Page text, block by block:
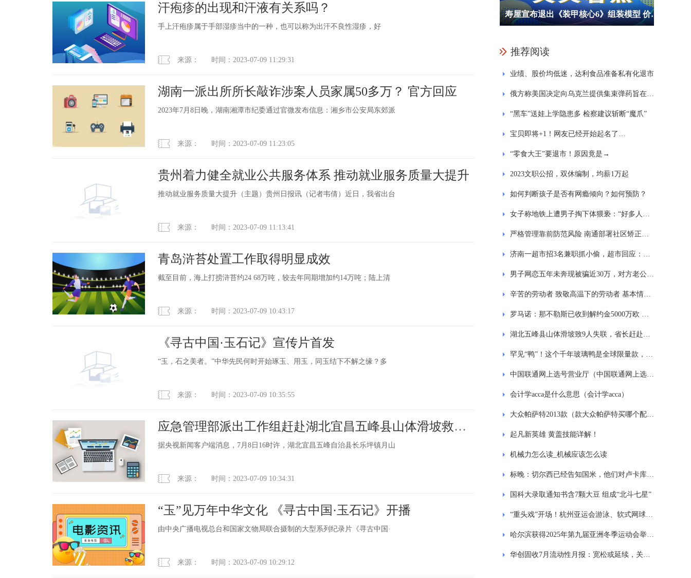
汗疱疹的出现和汗液有关系吗？
手上汗疱疹属于手部湿疹当中的一种，也可以称为出汗不良性湿疹，好
来源： 时间：2023-07-09 11:29:31
湖南一派出所所长敲诈涉案人员家属50多万？ 官方回应
2023年7月8日晚，湖南湘潭市纪委通过官微发布信息：湘乡市公安局东郊派
来源： 时间：2023-07-09 11:23:05
贵州着力健全就业公共服务体系 推动就业服务质量大提升
推动就业服务质量大提升（主题）贵州日报讯（记者韦倩）近日，我省出台
来源： 时间：2023-07-09 11:13:41
青岛浒苔处置工作取得明显成效
截至目前，海上打捞浒苔约24 68万吨，较去年同期增加约14万吨；陆上清
来源： 时间：2023-07-09 10:43:17
《寻古中国·玉石记》宣传片首发
“玉，石之美者。”中华先民何时开始琢玉、用玉，同玉结下不解之缘？多
来源： 时间：2023-07-09 10:35:55
应急管理部派出工作组赶赴湖北宜昌五峰县山体滑坡救援
现场
据央视新闻客户端消息，7月8日16时许，湖北宜昌五峰自治县长乐坪镇月山
来源： 时间：2023-07-09 10:34:31
“玉”见万年中华文化 《寻古中国·玉石记》开播
由中央广播电视总台和国家文物局联合摄制的大型系列纪录片《寻古中国·
来源： 时间：2023-07-09 10:29:12
寿屋宣布退出《装甲核心6》组装模型 价格等信息暂未公布
推荐阅读
业绩、股价均低迷，达利食品准备私有化退市
俄方称美国决定向乌克兰提供集束弹药旨在延长冲突 乌方对外公布集束弹药使用原则
“黑车”送娃上学隐患多 检察建议斩断“魔爪”
宝贝即将+1！网友已经开始起名了…
“零食大王”要退市！原因竟是→
2023文职公招，双休编制，均薪1万起
如何判断孩子是否有网瘾倾向？如何预防？
女子称地铁上遭男子掏下体猥亵：“好多人都看见了”
严格管理靠前防范风险 南通部署社区矫正和安置帮教工作
济南一超市招3名兼职抓小偷，超市回应：已招满，发现小偷报告情况即可
男子网恋五年未奔现被骗近30万，对方老公：搞不明白怎么会给她这么多钱
辛苦的劳动者 致敬高温下的劳动者 基本情况讲解
罗马诺：那不勒斯已收到解约金5000万欧 拜仁即将官宣签下金玟哉
湖北五峰县山体滑坡致9人失联，省长赶赴现场指导组织救援
罕见“鸭”！这个千年玻璃鸭是全球限量款，用途仍是个谜
中国联通网上选号营业厅（中国联通网上选号）
会计学acca是什么意思（会计学acca）
大众帕萨特2013款（款大众帕萨特买哪个配置）
起凡新英雄 黄盖技能详解！
机械力怎么读_机械应该怎么读
标晚：切尔西已经告知国米，他们对卢卡库的要价为3800万英镑
国科大录取通知书含7颗大豆 组成“北斗七星”
“重头戏”开场！杭州亚运会游泳、软式网球、攀岩项目开启预售
哈尔滨获得2025年第九届亚洲冬季运动会举办权
华创固收7月流动性月报：宽松或延续，关注税期扰动和政策脉冲